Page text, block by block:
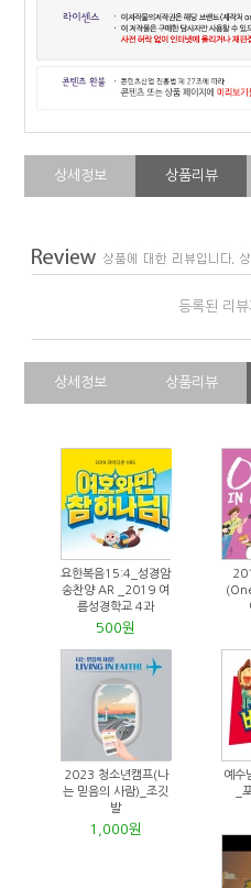
상세정보 상품리뷰
등록된 리뷰
상세정보 상품리뷰
요한복음15:4_성경암
송찬양 AR _2019 여
름성경학교 4과
500원
2023 청소년캠프(나
는 믿음의 사람)_조깃
발
1,000원
예수
_